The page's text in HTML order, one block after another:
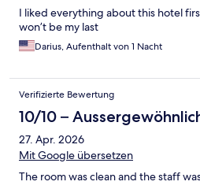
I liked everything about this hotel
won’t be my last
Darius, Aufenthalt von 1 Nacht
Verifizierte Bewertung
10/10 –
27. Apr. 2026
Mit Google übersetzen
The room was clean and the staff